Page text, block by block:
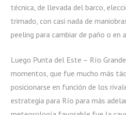
técnica, de llevada del barco,
trimado, con casi nada de
peeling para cambiar de paño o en
Luego Punta del Este – Río
momentos, que fue mucho más
posicionarse en función de los
estrategia para Río para más